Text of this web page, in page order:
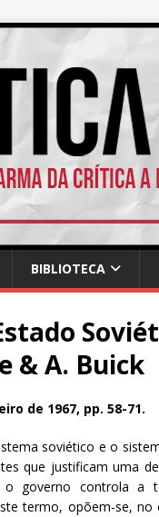
BIBLIOTECA
& A. Buick
de 1967, pp. 58-71.
soviético e o
que justificam uma
governo controla a
termo, opõem-se,